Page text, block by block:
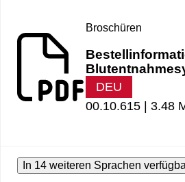
Broschüren
DEU
00.10.615 | 3.48
In 14 weiteren Sprachen